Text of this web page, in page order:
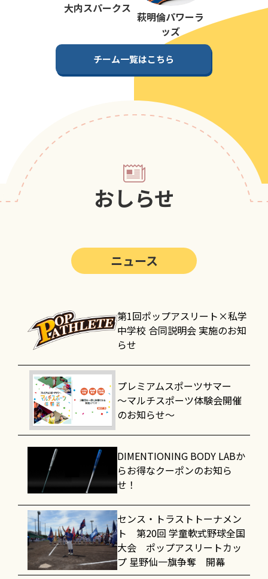
第5回 ポップアスリートカップ
ポップアスリートカップ
ポップアスリートカップ
ポップアスリートカップ
大内スパークス
萩明倫パワーラ
ッズ
チーム一覧はこちら
おしらせ
ニュース
第1回ポップアスリート×私学
中学校 合同説明会 実施のお知
らせ
プレミアムスポーツサマー
～マルチスポーツ体験会開催
のお知らせ～
DIMENTIONING BODY LABか
らお得なクーポンのお知ら
せ！
センス・トラストトーナメン
ト 第20回 学童軟式野球全国
大会 ポップアスリートカッ
プ 星野仙一旗争奪 開幕